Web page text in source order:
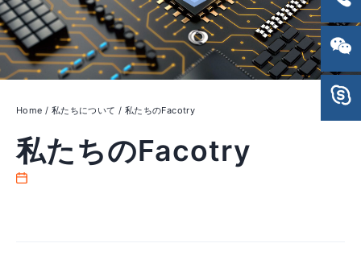
Home / 私たちについて / 私たちのFacotry
私たちのFacotry